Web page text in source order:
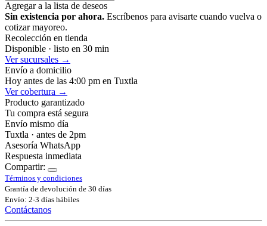
Agregar a la lista de deseos
Sin existencia por ahora. Escríbenos para avisarte cuando vuelva o
cotizar mayoreo.
Recolección en tienda
Disponible · listo en 30 min
Ver sucursales →
Envío a domicilio
Hoy antes de las 4:00 pm en Tuxtla
Ver cobertura →
Producto garantizado
Tu compra está segura
Envío mismo día
Tuxtla · antes de 2pm
Asesoría WhatsApp
Respuesta inmediata
Compartir:
Términos y condiciones
Grantía de devolución de 30 días
Envío: 2-3 días hábiles
Contáctanos